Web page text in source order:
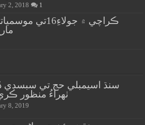
2, 2018 1
ڪراچي ۾
سنڌ اسيمبلي حج تي سبسڊي
ٺهراءُ منظور
8, 2019